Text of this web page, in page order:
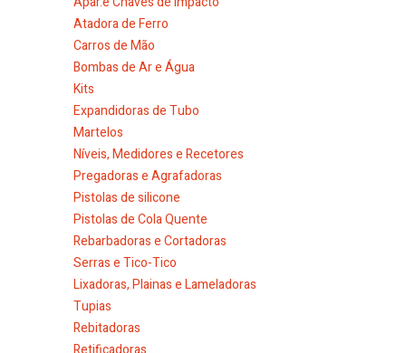
Atadora de Ferro
Carros de Mão
Bombas de Ar e Água
Kits
Expandidoras de Tubo
Martelos
Níveis, Medidores e Recetores
Pregadoras e Agrafadoras
Pistolas de silicone
Pistolas de Cola Quente
Rebarbadoras e Cortadoras
Serras e Tico-Tico
Lixadoras, Plainas e Lameladoras
Tupias
Rebitadoras